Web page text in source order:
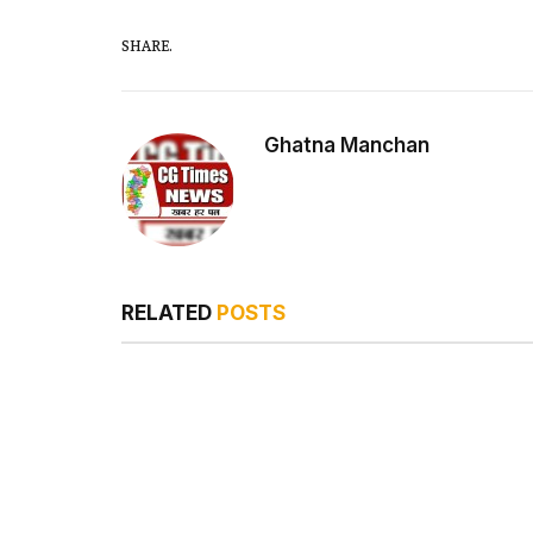
SHARE.
Ghatna Manchan
RELATED POSTS